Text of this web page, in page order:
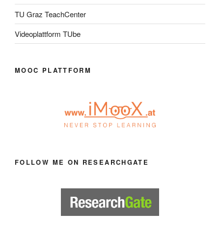
TU Graz TeachCenter
Videoplattform TUbe
MOOC PLATTFORM
FOLLOW ME ON RESEARCHGATE